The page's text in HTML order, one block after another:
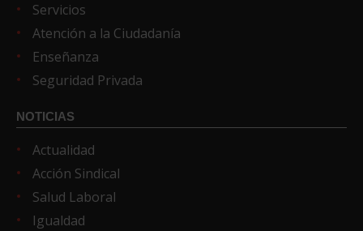
Servicios
Atención a la Ciudadanía
Enseñanza
Seguridad Privada
NOTICIAS
Actualidad
Acción Sindical
Salud Laboral
Igualdad